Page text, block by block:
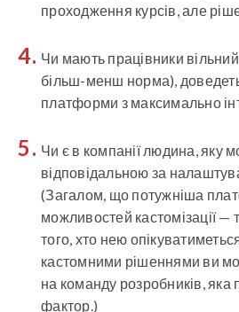
проходження курсів, але
Чи мають працівники
більш-менш норма),
платформи з максимально
Чи є в компанії людина, яку
відповідальною за
(Загалом, що потужніша
можливостей кастомізації —
того, хто нею
кастомними рішеннями ви
на команду розробників, яка
фактор.)